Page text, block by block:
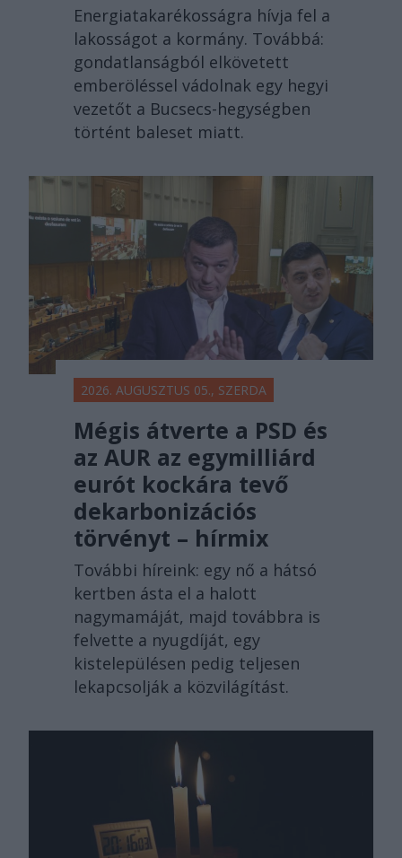
Energiatakarékosságra hívja fel a
lakosságot a kormány. Továbbá:
gondatlanságból elkövetett
emberöléssel vádolnak egy hegyi
vezetőt a Bucsecs-hegységben
történt baleset miatt.
2026. AUGUSZTUS 05., SZERDA
Mégis átverte a PSD és
az AUR az egymilliárd
eurót kockára tevő
dekarbonizációs
törvényt – hírmix
További híreink: egy nő a hátsó
kertben ásta el a halott
nagymamáját, majd továbbra is
felvette a nyugdíját, egy
kistelepülésen pedig teljesen
lekapcsolják a közvilágítást.